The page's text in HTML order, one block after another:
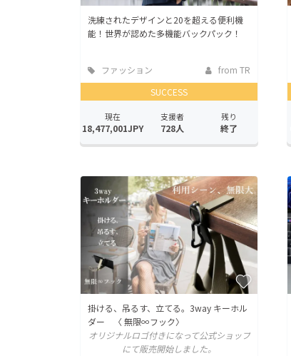
洗練されたデザインと20を超える便利機
能！世界が認めた多機能バックパック！
ファッション
from TR
SUCCESS
現在
18,477,001JPY
支援者
728人
残り
終了
掛ける、吊るす、立てる。3way キーホル
ダー 〈 無限∞フック〉
オリジナルロゴ付きになって公式ショップ
にて販売開始しました。